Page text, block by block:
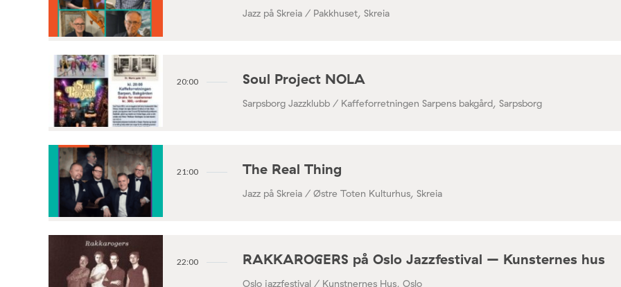
Jazz på Skreia / Pakkhuset, Skreia
20:00 Soul Project NOLA
Sarpsborg Jazzklubb / Kaffeforretningen Sarpens bakgård, Sarpsborg
21:00 The Real Thing
Jazz på Skreia / Østre Toten Kulturhus, Skreia
22:00 RAKKAROGERS på Oslo Jazzfestival – Kunsternes hus
Oslo jazzfestival / Kunstnernes Hus, Oslo